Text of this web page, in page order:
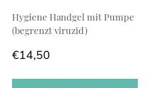
Hygiene Handgel mit Pumpe
(begrenzt viruzid)
€14,50